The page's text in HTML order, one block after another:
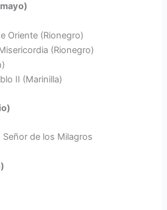
Oriente (Rionegro)
(Rionegro)
II (Marinilla)
de los Milagros